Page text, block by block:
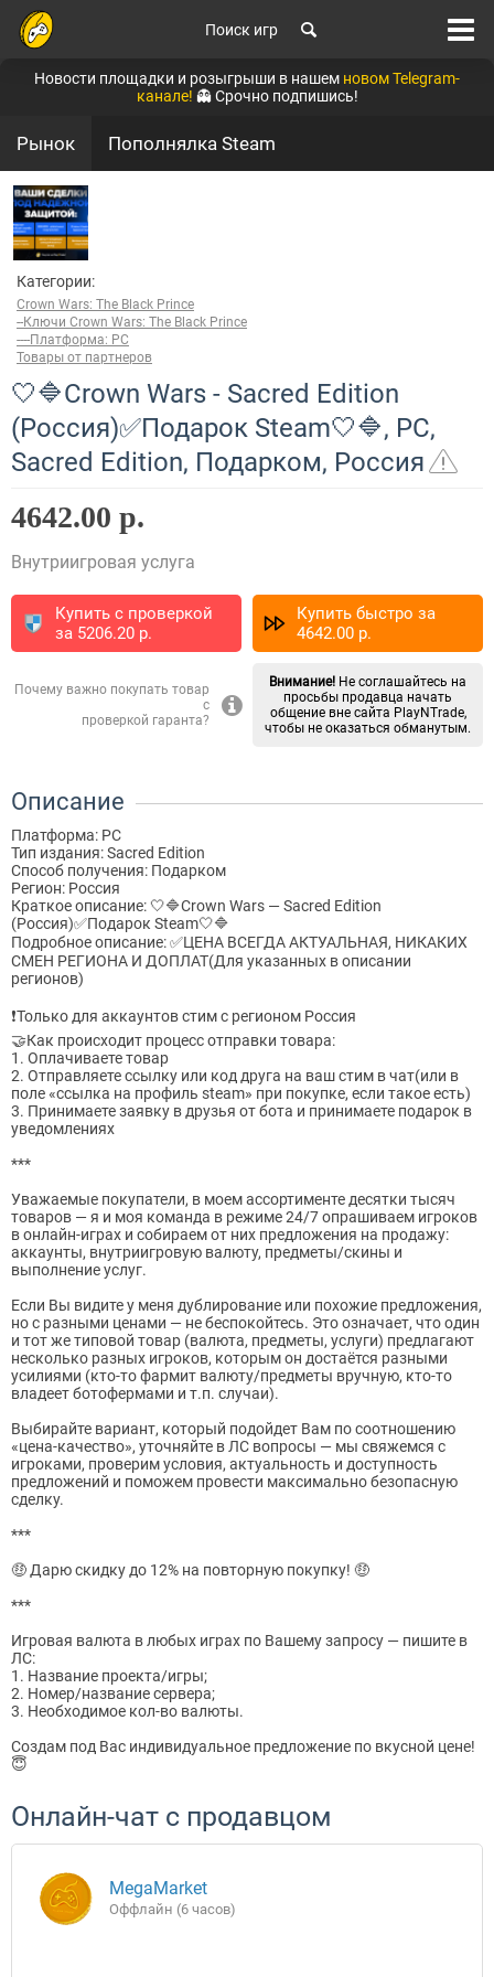
Поиск игр
Новости площадки и розыгрыши в нашем новом Telegram-
канале! 👻 Срочно подпишись!
Рынок Пополнялка Steam
Категории:
Crown Wars: The Black Prince
--Ключи Crown Wars: The Black Prince
----Платформа: PC
Товары от партнеров
🤍🔷Crown Wars - Sacred Edition
(Россия)✅Подарок Steam🤍🔷, PC,
Sacred Edition, Подарком, Россия
4642.00 р.
Внутриигровая услуга
Купить с проверкой
за 5206.20 p.
Купить быстро за
4642.00 p.
Почему важно покупать товар
с
проверкой гаранта?
Внимание! Не соглашайтесь на
просьбы продавца начать
общение вне сайта PlayNTrade,
чтобы не оказаться обманутым.
Описание
Платформа: PC
Тип издания: Sacred Edition
Способ получения: Подарком
Регион: Россия
Краткое описание: 🤍🔷Crown Wars — Sacred Edition
(Россия)✅Подарок Steam🤍🔷
Подробное описание: ✅ЦЕНА ВСЕГДА АКТУАЛЬНАЯ, НИКАКИХ
СМЕН РЕГИОНА И ДОПЛАТ(Для указанных в описании
регионов)
❗Только для аккаунтов стим с регионом Россия
🤝Как происходит процесс отправки товара:
1. Оплачиваете товар
2. Отправляете ссылку или код друга на ваш стим в чат(или в
поле «ссылка на профиль steam» при покупке, если такое есть)
3. Принимаете заявку в друзья от бота и принимаете подарок в
уведомлениях
***
Уважаемые покупатели, в моем ассортименте десятки тысяч
товаров — я и моя команда в режиме 24/7 опрашиваем игроков
в онлайн-играх и собираем от них предложения на продажу:
аккаунты, внутриигровую валюту, предметы/скины и
выполнение услуг.
Если Вы видите у меня дублирование или похожие предложения,
но с разными ценами — не беспокойтесь. Это означает, что один
и тот же типовой товар (валюта, предметы, услуги) предлагают
несколько разных игроков, которым он достаётся разными
усилиями (кто-то фармит валюту/предметы вручную, кто-то
владеет ботофермами и т.п. случаи).
Выбирайте вариант, который подойдет Вам по соотношению
«цена-качество», уточняйте в ЛС вопросы — мы свяжемся с
игроками, проверим условия, актуальность и доступность
предложений и поможем провести максимально безопасную
сделку.
***
🤑 Дарю скидку до 12% на повторную покупку! 🤑
***
Игровая валюта в любых играх по Вашему запросу — пишите в
ЛС:
1. Название проекта/игры;
2. Номер/название сервера;
3. Необходимое кол-во валюты.
Создам под Вас индивидуальное предложение по вкусной цене!
😇
Онлайн-чат с продавцом
MegaMarket
Оффлайн (6 часов)